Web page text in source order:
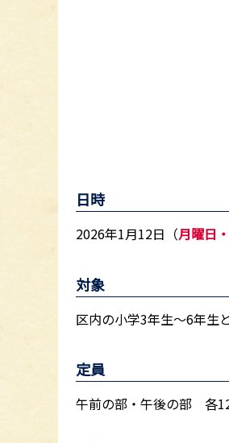
日時
2026年1月12日（月曜日
対象
区内の小学3年生～6年生
定員
午前の部・午後の部 各